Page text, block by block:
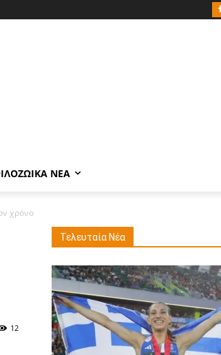
ΝΈΑ
χρόνο
12
Τελευταία Νέα